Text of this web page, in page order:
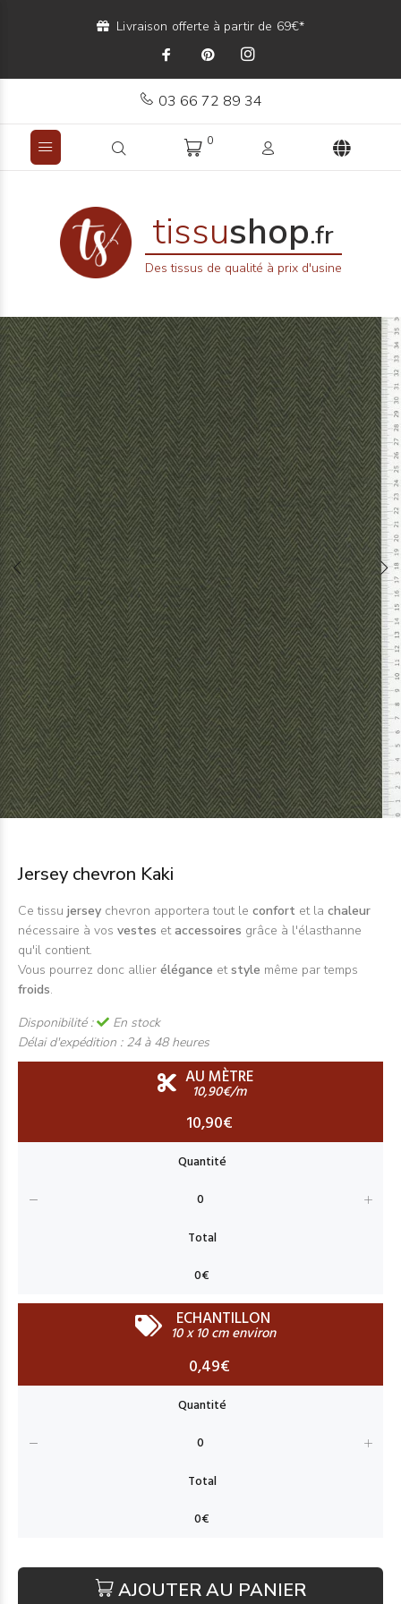
Livraison offerte à partir de 69€*
03 66 72 89 34
0
tissushop.fr
Des tissus de qualité à prix d'usine
Jersey chevron Kaki
Ce tissu jersey chevron apportera tout le confort et la chaleur
nécessaire à vos vestes etaccessoires grâce à l'élasthanne
qu'il contient.
Vous pourrez donc allier élégance etstyle même par temps
froids.
Disponibilité :
En stock
Délai d'expédition : 24 à 48 heures
AU MÈTRE
10,90€/m
10,90€
ECHANTILLON
10 x 10 cm environ
0,49€
AJOUTER AU PANIER